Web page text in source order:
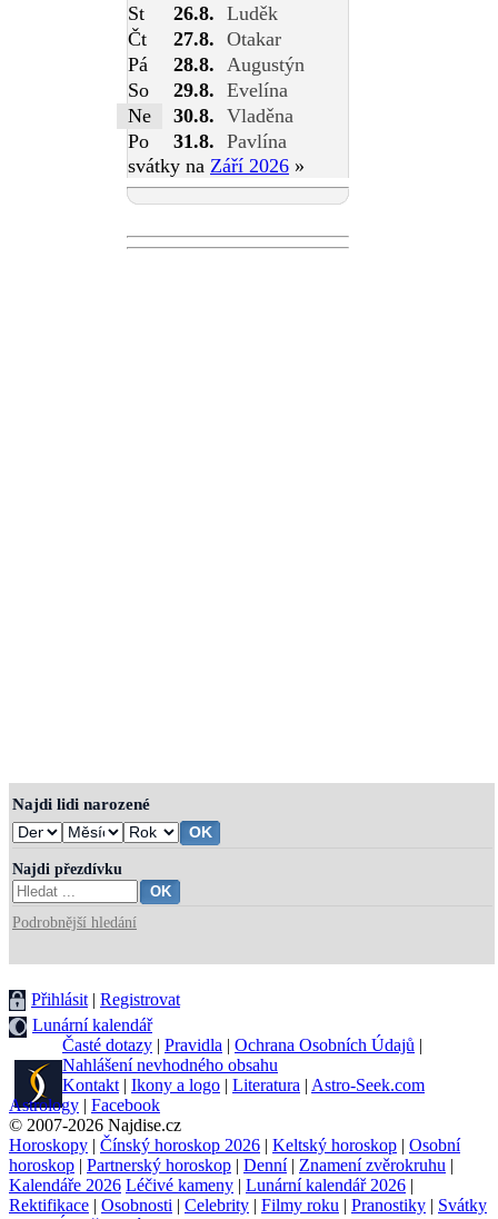
St
26.8. Luděk
Čt
27.8. Otakar
Pá
28.8.
Augustýn
So
29.8. Evelína
Ne
30.8. Vladěna
Po
31.8. Pavlína
svátky na Září 2026 »
Najdi lidi narozené
Najdi přezdívku
Podrobnější hledání
Přihlásit | Registrovat
Lunární kalendář
Časté dotazy | Pravidla | Ochrana Osobních Údajů |
Nahlášení nevhodného obsahu
Kontakt | Ikony a logo | Literatura | Astro-Seek.com
Astrology | Facebook
© 2007-2026 Najdise.cz
Horoskopy | Čínský horoskop 2026 | Keltský horoskop | Osobní
horoskop | Partnerský horoskop | Denní| Znamení zvěrokruhu |
Kalendáře 2026 Léčivé kameny | Lunární kalendář 2026 |
Rektifikace | Osobnosti | Celebrity | Filmy roku | Pranostiky | Svátky